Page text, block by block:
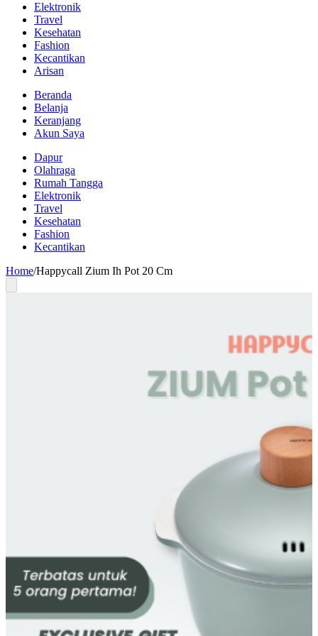
Elektronik
Travel
Kesehatan
Fashion
Kecantikan
Arisan
Beranda
Belanja
Keranjang
Akun Saya
Dapur
Olahraga
Rumah Tangga
Elektronik
Travel
Kesehatan
Fashion
Kecantikan
Home/Happycall Zium Ih Pot 20 Cm